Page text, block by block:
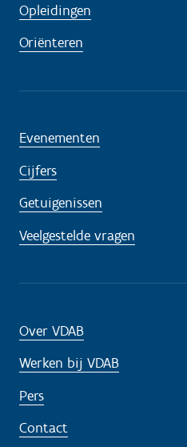
Opleidingen
Oriënteren
Evenementen
Cijfers
Getuigenissen
Veelgestelde vragen
Over VDAB
Werken bij VDAB
Pers
Contact